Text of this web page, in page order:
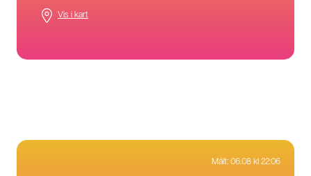
Vis i kart
Målt: 06.08 kl 22:06